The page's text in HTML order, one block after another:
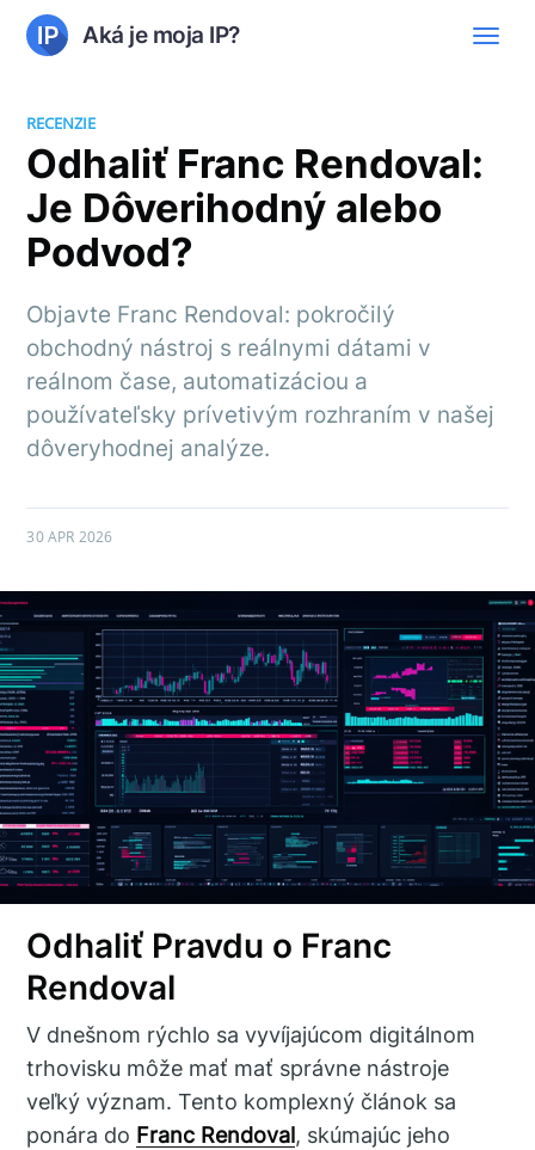
Aká je moja IP?
RECENZIE
Odhaliť Franc Rendoval:
Je Dôverihodný alebo
Podvod?
Objavte Franc Rendoval: pokročilý
obchodný nástroj s reálnymi dátami v
reálnom čase, automatizáciou a
používateľsky prívetivým rozhraním v našej
dôveryhodnej analýze.
30 APR 2026
Odhaliť Pravdu o Franc
Rendoval
V dnešnom rýchlo sa vyvíjajúcom digitálnom
trhovisku môže mať mať správne nástroje
veľký význam. Tento komplexný článok sa
ponára do Franc Rendoval, skúmajúc jeho